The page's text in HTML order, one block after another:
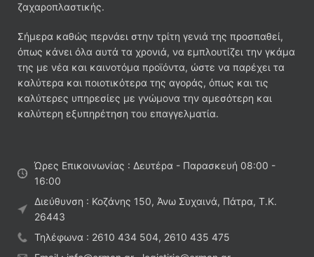
ζαχαροπλαστικής.
Σήμερα καθώς περνάει στην τρίτη γενιά της προσπαθεί,
όπως κάνει όλα αυτά τα χρονιά, να εμπλουτίζει την γκάμα
της με νέα και καινοτόμα προϊόντα, ώστε να παρέχει τα
καλύτερα και ποιοτικότερα της αγοράς, όπως και τις
καλύτερες υπηρεσίες με γνώμονα την αμεσότερη και
καλύτερη εξυπηρέτηση του επαγγελματία.
Ώρες Επικοινωνίας : Δευτέρα - Παρασκευή 08:00 -
16:00
Διεύθυνση : Κοζάνης 150, Άνω Συχαινά, Πάτρα, Τ.Κ.
26443
Τηλέφωνα : 2610 434 504, 2610 435 475